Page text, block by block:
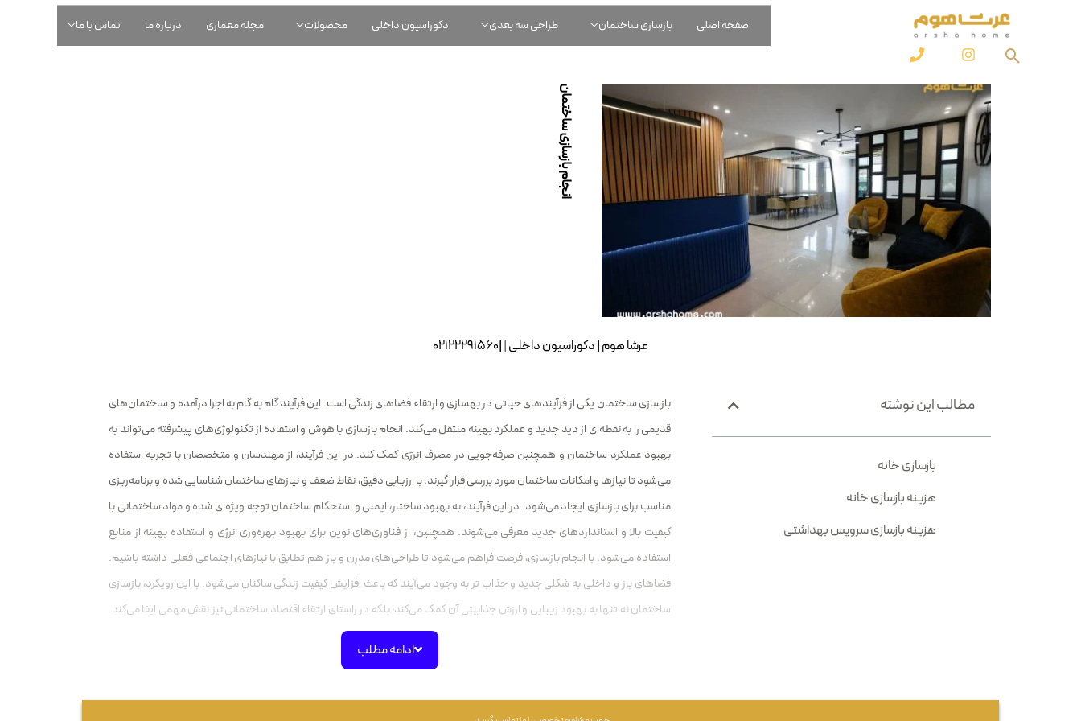
صفحه اصلی بازسازی ساختمان طراحی سه بعدی دکوراسیون داخلی محصولات مجله معماری درباره ما تماس با ما
جستجو
انجام بازسازی ساختمان
عرشا هوم|
|02122291560
مطالب این نوشته
بازسازی خانه
هزینه بازسازی خانه
هزینه بازسازی سرویس بهداشتی
بازسازی ساختمان یکی از فرآیندهای حیاتی در بهسازی و ارتقاء فضاهای زندگی است. این فرآیند گام به گام به اجرا درآمده و ساختمان‌های
قدیمی را به نقطه‌ای از دید جدید و عملکرد بهینه منتقل می‌کند. انجام بازسازی با هوش و استفاده از تکنولوژی‌های پیشرفته می‌تواند به
بهبود عملکرد ساختمان و همچنین صرفه‌جویی در مصرف انرژی کمک کند. در این فرآیند، از مهندسان و متخصصان با تجربه استفاده
می‌شود تا نیازها و امکانات ساختمان مورد بررسی قرار گیرند. با ارزیابی دقیق، نقاط ضعف و نیازهای ساختمان شناسایی شده و برنامه‌ریزی
مناسب برای بازسازی ایجاد می‌شود. در این فرآیند، به بهبود ساختار، ایمنی و استحکام ساختمان توجه ویژه‌ای شده و مواد ساختمانی با
کیفیت بالا و استانداردهای جدید معرفی می‌شوند. همچنین، از فناوری‌های نوین برای بهبود بهره‌وری انرژی و استفاده بهینه از منابع
استفاده می‌شود. با انجام بازسازی، فرصت فراهم می‌شود تا طراحی‌های مدرن و باز هم تطابق با نیازهای اجتماعی فعلی داشته باشیم.
فضاهای باز و داخلی به شکلی جدید و جذاب تر به وجود می‌آیند که باعث افزایش کیفیت زندگی ساکنان می‌شود. با این رویکرد، بازسازی
ساختمان نه تنها به بهبود زیبایی و ارزش جذابیتی آن کمک می‌کند، بلکه در راستای ارتقاء اقتصاد ساختمانی نیز نقش مهمی ایفا می‌کند.
این تحولات باعث می‌شوند که ساختمان به یک نماد از ترکیب تاریخ و نوآوری تبدیل شود و با فضاهای نوین خود، یک تجربه زندگی
ادامه مطلب